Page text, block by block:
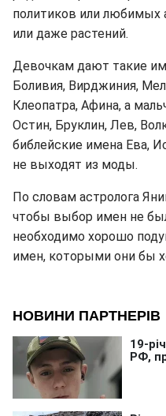
политиков или любимых
или даже растений.
Девочкам дают такие
Боливия, Вирджиния,
Клеопатра, Афина, а
Остин, Бруклин, Лев,
библейские имена Ева,
не выходят из моды.
По словам астролога
чтобы выбор имен не
необходимо хорошо
имен, которыми они бы